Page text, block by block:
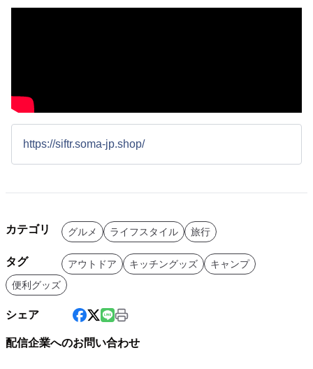
https://siftr.soma-jp.shop/
カテゴリ グルメ ライフスタイル 旅行
タグ アウトドア キッチングッズ
キャンプ
便利グッズ
シェア
配信企業へのお問い合わせ